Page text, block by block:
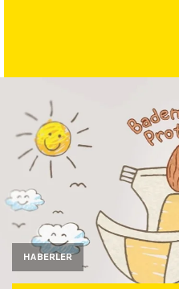
HABERLER
Araştırma